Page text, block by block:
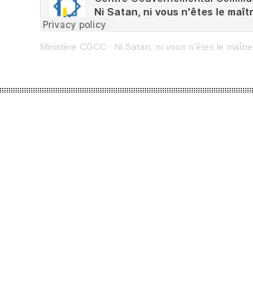
Ministère CGCC · Ni Satan, ni vous n’êtes le